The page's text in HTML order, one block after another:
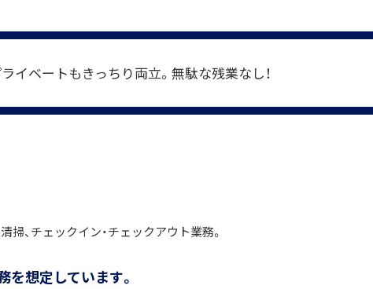
イベートもきっちり両立。無駄な残業なし！
掃、チェックイン・チェックアウト業務。
を想定しています。